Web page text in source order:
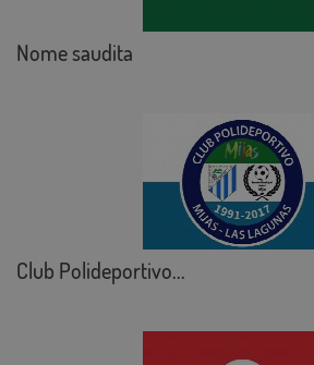
Nome saudita
Club Polideportivo...